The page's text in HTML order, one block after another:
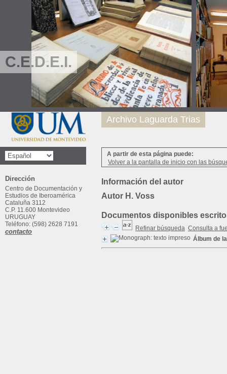
C.E.D.E.I.
A partir de esta página puede:
Volver a la pantalla de inicio con las
Información del autor
Autor H. Voss
Documentos disponibles
Refinar búsqueda Consulta a
Álbum de
Archivo Laguarda Trias
Dirección
Centro de Documentación y
Estudios de Iberoamérica
Cataluña 3112
C.P. 11.600 Montevideo
URUGUAY
Teléfono: (598) 2628 7191
contacto